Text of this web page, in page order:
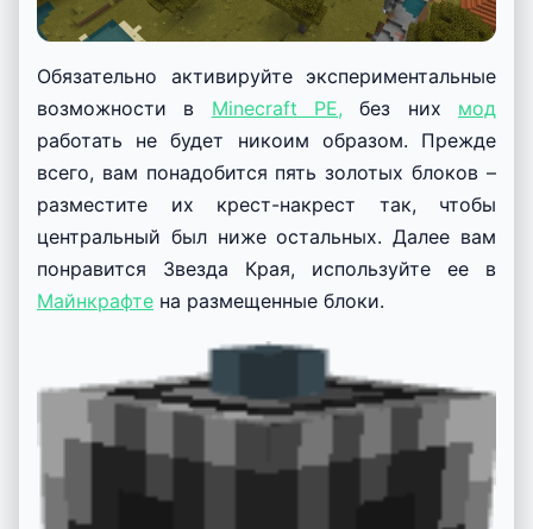
Обязательно активируйте экспериментальные
возможности в Minecraft PE, без них мод
работать не будет никоим образом. Прежде
всего, вам понадобится пять золотых блоков –
разместите их крест-накрест так, чтобы
центральный был ниже остальных. Далее вам
понравится Звезда Края, используйте ее в
Майнкрафте на размещенные блоки.